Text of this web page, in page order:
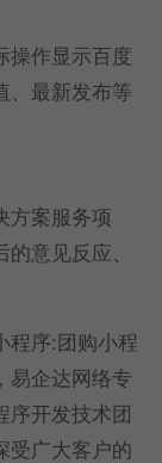
操作显示百度
、最新发布等
方案服务项
意见反应、
程序:团购小程
易企达网络专
序开发技术团
受广大客户的